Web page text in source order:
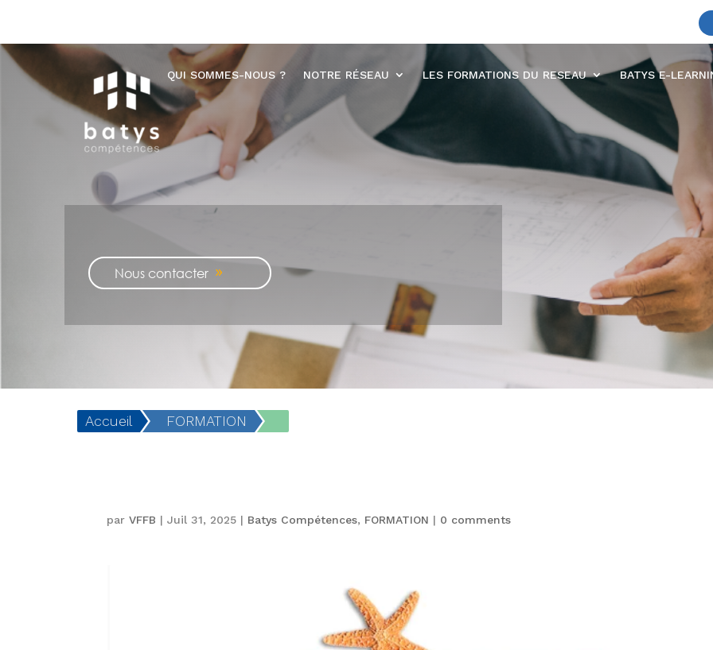
QUI SOMMES-NOUS ? NOTRE RÉSEAU LES FORMATIONS DU RESEAU BATYS E-
Nous contacter
Accueil FORMATION
parVFFB |Juil 31, 2025 | Batys Compétences, FORMATION | 0 comments